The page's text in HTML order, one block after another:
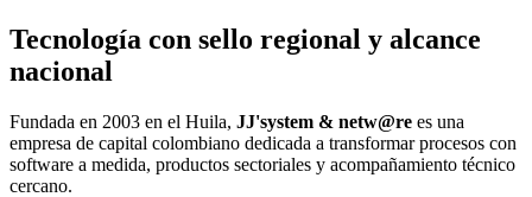
Tecnología con sello regional y alcance
nacional
Fundada en 2003 en el Huila, JJ'system & netw@re es una
empresa de capital colombiano dedicada a transformar procesos con
software a medida, productos sectoriales y acompañamiento técnico
cercano.